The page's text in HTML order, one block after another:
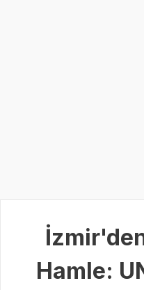
Hamle: